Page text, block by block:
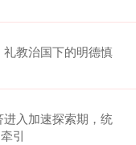
教治国下的明德慎
入加速探索期，统
引